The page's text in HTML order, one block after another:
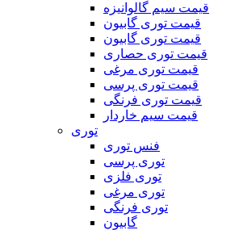
قیمت سیم گالوانیزه
قیمت توری گابیون
قیمت توری گابیون
قیمت توری حصاری
قیمت توری مرغی
قیمت توری پرسی
قیمت توری فرنگی
قیمت سیم خاردار
توری
فنس توری
توری پرسی
توری فلزی
توری مرغی
توری فرنگی
گابیون